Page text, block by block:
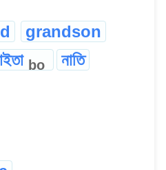
grandson
bo
নাতি